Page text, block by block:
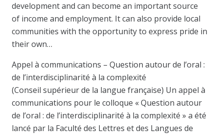
development and can become an important source
of income and employment. It can also provide local
communities with the opportunity to express pride in
their own…
Appel à communications – Question autour de l’oral :
de l’interdisciplinarité à la complexité
(Conseil supérieur de la langue française) Un appel à
communications pour le colloque « Question autour
de l’oral : de l’interdisciplinarité à la complexité » a été
lancé par la Faculté des Lettres et des Langues de